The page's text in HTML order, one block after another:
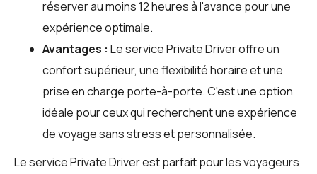
réserver au moins 12 heures à l'avance pour une
expérience optimale.
Avantages : Le service Private Driver offre un
confort supérieur, une flexibilité horaire et une
prise en charge porte-à-porte. C'est une option
idéale pour ceux qui recherchent une expérience
de voyage sans stress et personnalisée.
Le service Private Driver est parfait pour les voyageurs